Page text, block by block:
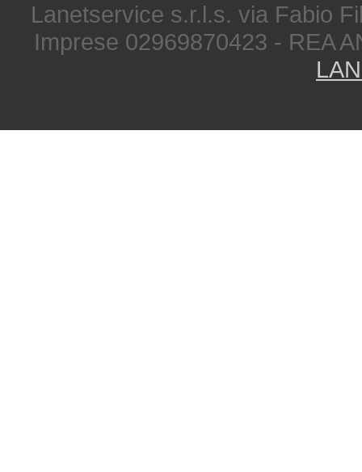
Lanetservice s.r.l.s. via Fabio
Imprese 02969870423 - REA